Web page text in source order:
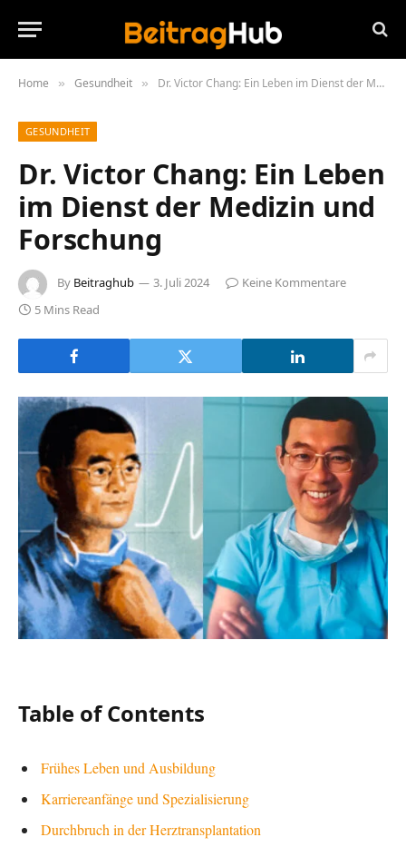
Home » Gesundheit » Dr. Victor Chang: Ein Leben im Dienst der Medizin und Forschung
GESUNDHEIT
Dr. Victor Chang: Ein Leben
im Dienst der Medizin und
Forschung
By Beitraghub 3. Juli 2024
Keine Kommentare
5 Mins Read
Table of Contents
Frühes Leben und Ausbildung
Karriereanfänge und Spezialisierung
Durchbruch in der Herztransplantation